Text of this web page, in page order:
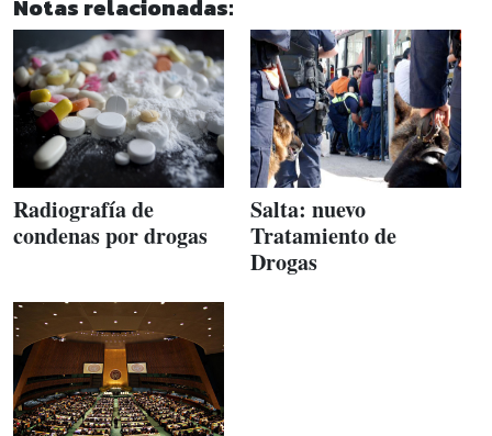
Notas relacionadas:
Radiografía de
condenas por drogas
Salta: nuevo
Tratamiento de
Drogas